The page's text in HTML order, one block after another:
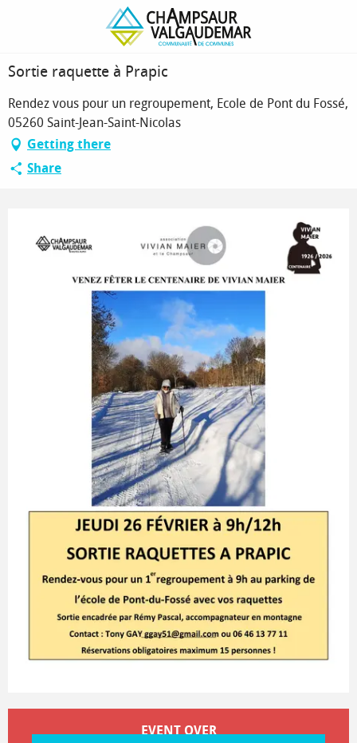
Sortie raquette à Prapic
Sortie raquette à Prapic
Rendez vous pour un regroupement, Ecole de Pont du Fossé,
05260 Saint-Jean-Saint-Nicolas
Getting there
Share
EVENT OVER